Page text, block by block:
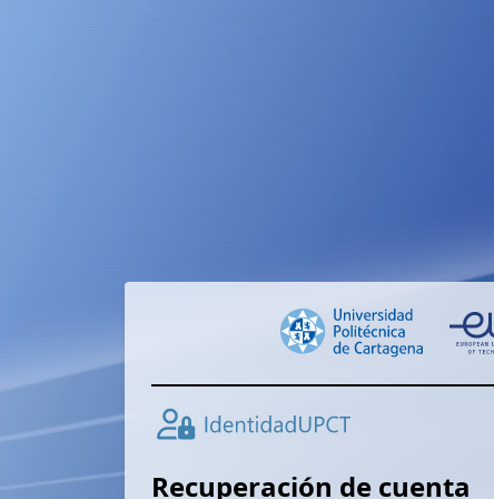
Recuperación de cuenta